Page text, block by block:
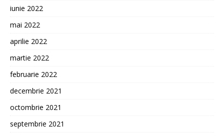
iunie 2022
mai 2022
aprilie 2022
martie 2022
februarie 2022
decembrie 2021
octombrie 2021
septembrie 2021